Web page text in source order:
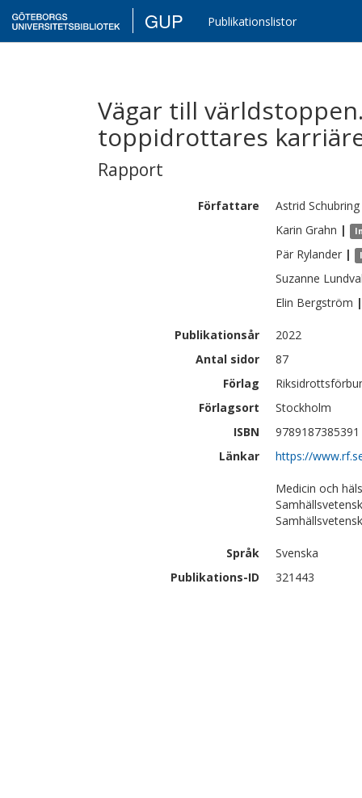
GUP Publikationslistor
Vägar till
toppidrottares
Rapport
Författare Astrid Schubring
Karin Grahn |
Pär Rylander |
Suzanne
Elin Bergström |
Publikationsår
2022
Antal sidor
87
Förlag
Förlagsort
Stockholm
ISBN
9789187385391
Länkar
https://
Medicin och
Språk
Svenska
Publikations-ID
321443